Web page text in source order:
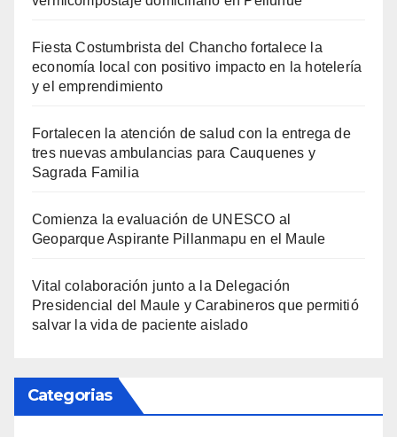
Fiesta Costumbrista del Chancho fortalece la
economía local con positivo impacto en la hotelería
y el emprendimiento
Fortalecen la atención de salud con la entrega de
tres nuevas ambulancias para Cauquenes y
Sagrada Familia
Comienza la evaluación de UNESCO al
Geoparque Aspirante Pillanmapu en el Maule
Vital colaboración junto a la Delegación
Presidencial del Maule y Carabineros que permitió
salvar la vida de paciente aislado
Categorias